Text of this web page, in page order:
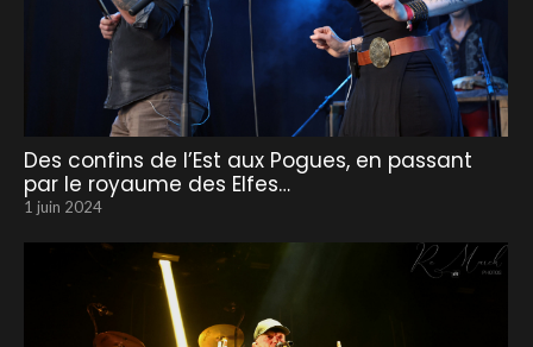
Des confins de l’Est aux Pogues, en passant
par le royaume des Elfes…
1 juin 2024